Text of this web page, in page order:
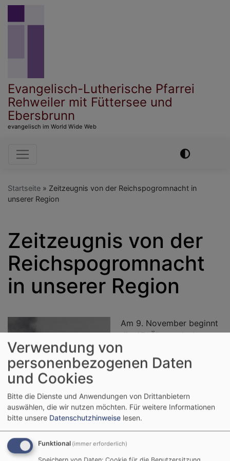
Direkt
Evangelisch-Lutherische Pfarrei
Rehweiler mit Füttersee und
Ebersbrunn
evangelisch im World Wide Web
Hauptnavigation
Startseite
Zeitzeugnis von der Reichspogromnacht in
unserer Region
Zeitzeugnis von der
Reichspogromnacht
in unserer Region
Am 9. November beginnt
die 45. Ökumenische
FriedensDekade. In den
Gottesdiensten am 9.
(Heinz) Fröhlich, der als
12-Jähriger die
Geschehnisse um die
Reichspogromnacht vom
9. auf den 10. November 1938 in Würzburg,
Kleinlangheim und Wiesenbronn erlebte. Es ist eine
Verwendung von
personenbezogenen Daten
und Cookies
Bitte die Dienste und Anwendungen von Drittanbietern
auswählen, die wir nutzen möchten. Für weitere Informationen
bitte unsere Datenschutzhinweise lesen.
Funktional (immer erforderlich)